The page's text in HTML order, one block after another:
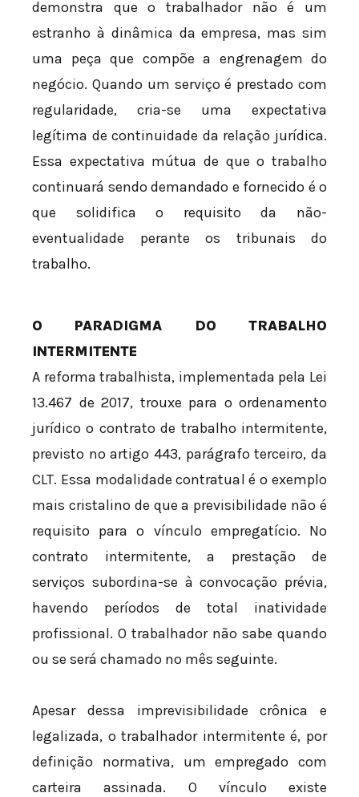
demonstra que o trabalhador não é um
estranho à dinâmica da empresa, mas sim
uma peça que compõe a engrenagem do
negócio. Quando um serviço é prestado com
regularidade, cria-se uma expectativa
legítima de continuidade da relação jurídica.
Essa expectativa mútua de que o trabalho
continuará sendo demandado e fornecido é o
que solidifica o requisito da não-
eventualidade perante os tribunais do
trabalho.
O PARADIGMA DO TRABALHO
INTERMITENTE
A reforma trabalhista, implementada pela Lei
13.467 de 2017, trouxe para o ordenamento
jurídico o contrato de trabalho intermitente,
previsto no artigo 443, parágrafo terceiro, da
CLT. Essa modalidade contratual é o exemplo
mais cristalino de que a previsibilidade não é
requisito para o vínculo empregatício. No
contrato intermitente, a prestação de
serviços subordina-se à convocação prévia,
havendo períodos de total inatividade
profissional. O trabalhador não sabe quando
ou se será chamado no mês seguinte.
Apesar dessa imprevisibilidade crônica e
legalizada, o trabalhador intermitente é, por
definição normativa, um empregado com
carteira assinada. O vínculo existe